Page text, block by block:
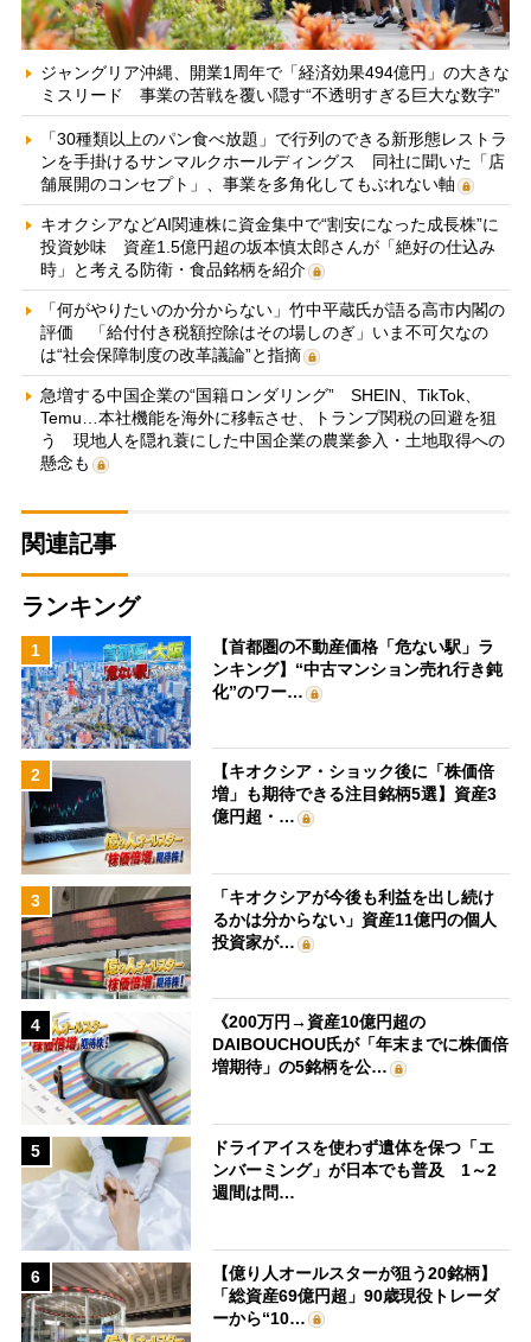
ジャングリア沖縄、開業1周年で「経済効果494億円」の大きな
ミスリード 事業の苦戦を覆い隠す“不透明すぎる巨大な数字”
「30種類以上のパン食べ放題」で行列のできる新形態レストラ
ンを手掛けるサンマルクホールディングス 同社に聞いた「店
舗展開のコンセプト」、事業を多角化してもぶれない軸
キオクシアなどAI関連株に資金集中で“割安になった成長株”に
投資妙味 資産1.5億円超の坂本慎太郎さんが「絶好の仕込み
時」と考える防衛・食品銘柄を紹介
「何がやりたいのか分からない」竹中平蔵氏が語る高市内閣の
評価 「給付付き税額控除はその場しのぎ」いま不可欠なの
は“社会保障制度の改革議論”と指摘
急増する中国企業の“国籍ロンダリング” SHEIN、TikTok、
Temu…本社機能を海外に移転させ、トランプ関税の回避を狙
う 現地人を隠れ蓑にした中国企業の農業参入・土地取得への
懸念も
関連記事
ランキング
1
【首都圏の不動産価格「危ない駅」ラ
ンキング】“中古マンション売れ行き鈍
化”のワー…
2
【キオクシア・ショック後に「株価倍
増」も期待できる注目銘柄5選】資産3
億円超・…
3
「キオクシアが今後も利益を出し続け
るかは分からない」資産11億円の個人
投資家が…
4
《200万円→資産10億円超の
DAIBOUCHOU氏が「年末までに株価倍
増期待」の5銘柄を公…
5
ドライアイスを使わず遺体を保つ「エ
ンバーミング」が日本でも普及 1～2
週間は問…
6
【億り人オールスターが狙う20銘柄】
「総資産69億円超」90歳現役トレーダ
ーから“10…